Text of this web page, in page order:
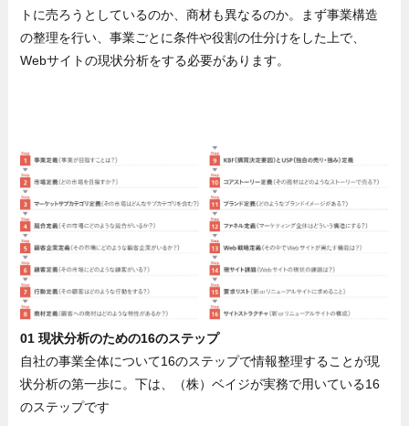
トに売ろうとしているのか、商材も異なるのか。まず事業構造
の整理を行い、事業ごとに条件や役割の仕分けをした上で、
Webサイトの現状分析をする必要があります。
01 現状分析のための16のステップ
自社の事業全体について16のステップで情報整理することが現
状分析の第一歩に。下は、（株）ベイジが実務で用いている16
のステップです